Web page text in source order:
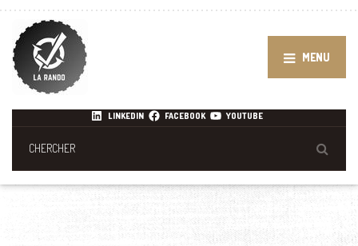
MENU
LINKEDIN FACEBOOK YOUTUBE